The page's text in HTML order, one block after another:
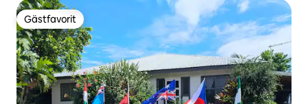
Gästfavorit
Gästfavorit